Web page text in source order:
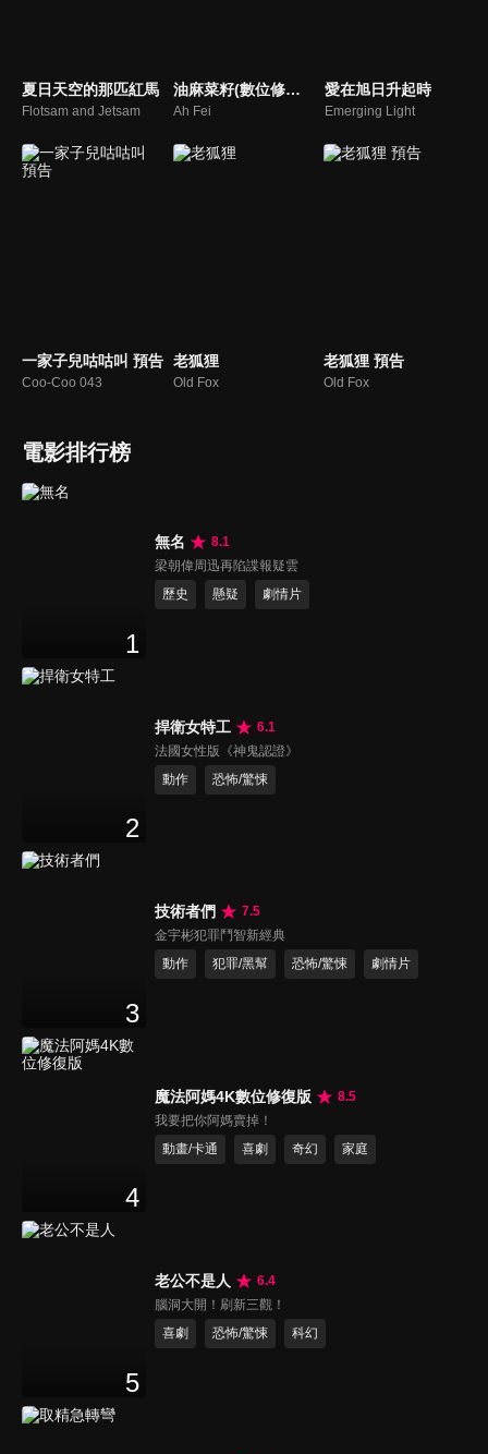
夏日天空的那匹紅馬
Flotsam and Jetsam
油麻菜籽(數位修復版)
Ah Fei
愛在旭日升起時
Emerging Light
一家子兒咕咕叫 預告
Coo-Coo 043
老狐狸
Old Fox
老狐狸 預告
Old Fox
電影排行榜
1
無名
8.1
梁朝偉周迅再陷諜報疑雲
歷史
懸疑 劇情片
2
捍衛女特工
6.1
法國女性版《神鬼認證》
動作
恐怖/驚悚
3
技術者們
7.5
金宇彬犯罪鬥智新經典
動作
犯罪/黑幫 恐怖/驚悚 劇情片
4
魔法阿媽4K數位修復版
8.5
我要把你阿媽賣掉！
動畫/卡通
喜劇 奇幻 家庭
5
老公不是人
6.4
腦洞大開！刷新三觀！
喜劇
恐怖/驚悚 科幻